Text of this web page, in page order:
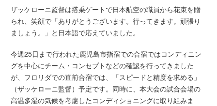
ザッケローニ監督は搭乗ゲートで日本航空の職員から花束を贈
られ、笑顔で「ありがとうございます。行ってきます。頑張り
ましょう。」と日本語で応えていました。
今週25日まで行われた鹿児島市指宿での合宿ではコンディニン
グを中心にチーム・コンセプトなどの確認を行ってきました
が、フロリダでの直前合宿では、「スピードと精度を求める」
（ザッケローニ監督）予定です。同時に、本大会の試合会場の
高温多湿の気候を考慮したコンディショニングに取り組みま